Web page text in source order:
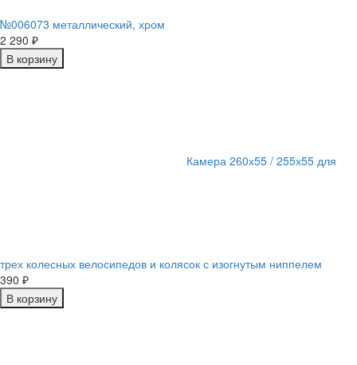
№006073 металлический, хром
2 290 ₽
В корзину
Камера 260х55 / 255х55 для
трех колесных велосипедов и колясок с изогнутым ниппелем
390 ₽
В корзину